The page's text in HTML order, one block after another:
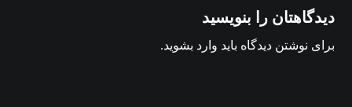
دیدگاهتان را بنویسید
برای نوشتن دیدگاه باید وارد بشوید.